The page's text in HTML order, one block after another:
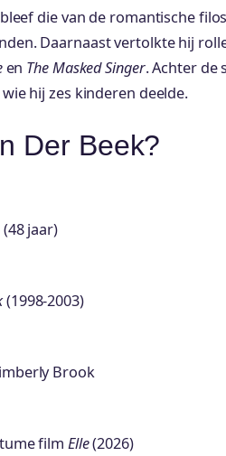
die van de romantische
Daarnaast vertolkte hij
en The Masked Singer. Achter de
hij zes kinderen deelde.
Der Beek?
jaar)
(1998-2003)
Brook
film Elle(2026)